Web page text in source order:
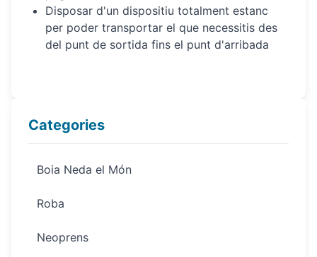
Categories
Boia Neda el Món
Roba
Neoprens
Disposar d'un dispositiu totalment estanc
per poder transportar el que necessitis des
del punt de sortida fins el punt d'arribada